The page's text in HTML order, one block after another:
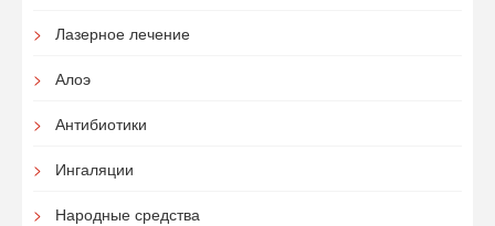
Лазерное лечение
Алоэ
Антибиотики
Ингаляции
Народные средства